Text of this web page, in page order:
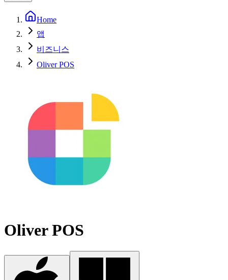
Home
앱
비즈니스
Oliver POS
Oliver POS